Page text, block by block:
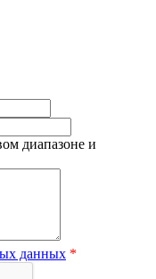
диапазоне и
данных *